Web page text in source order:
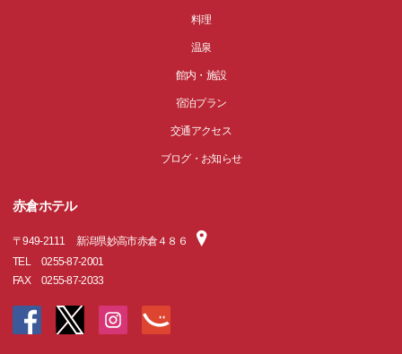
料理
温泉
館内・施設
宿泊プラン
交通アクセス
ブログ・お知らせ
赤倉ホテル
〒949-2111
新潟県妙高市赤倉４８６
TEL
0255-87-2001
FAX
0255-87-2033